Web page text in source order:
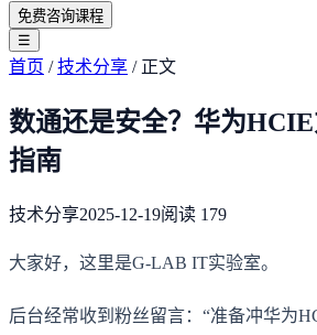
免费咨询课程
☰
首页 /技术分享 / 正文
数通还是安全？华为
指南
技术分享2025-12-19阅读 179
大家好，这里是G-LAB IT实验室。
后台经常收到粉丝留言：“准备冲华为